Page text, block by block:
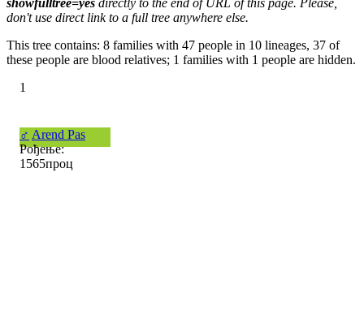
showfulltree=yes directly to the end of URL of this page. Please,
don't use direct link to a full tree anywhere else.
This tree contains: 8 families with 47 people in 10 lineages, 37 of
these people are blood relatives; 1 families with 1 people are hidden.
1
♂ Arend Pas
Рођење:
1565проц